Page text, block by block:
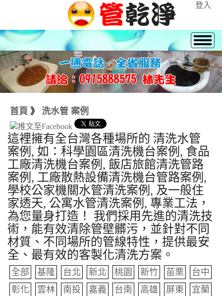
登入
首頁 》 洗水管 案例
這裡擁有全台灣各種場所的 清洗水管
案例, 如：科學園區清洗機台案例, 食品
工廠清洗機台案例, 飯店旅館清洗管路
案例, 工廠散熱設備清洗機台管路案例,
學校公家機關水管清洗案例, 及一般住
家透天, 公寓水管清洗案例, 專業工法，
為您量身打造！ 我們採用先進的清洗技
術，能有效清除管壁髒污，並針對不同
材質、不同場所的管線特性，提供最安
全、最有效的客製化清洗方案。
全部 基隆 台北 新北 桃園 新竹 苗栗
台中
彰化
雲林 南投 嘉義 台南 高雄 屏東
宜蘭